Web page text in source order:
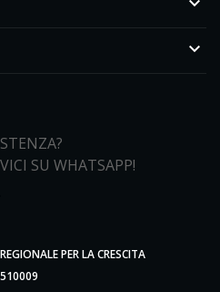
keyboard_arrow_down
SU WHATSAPP!
PER LA CRESCITA